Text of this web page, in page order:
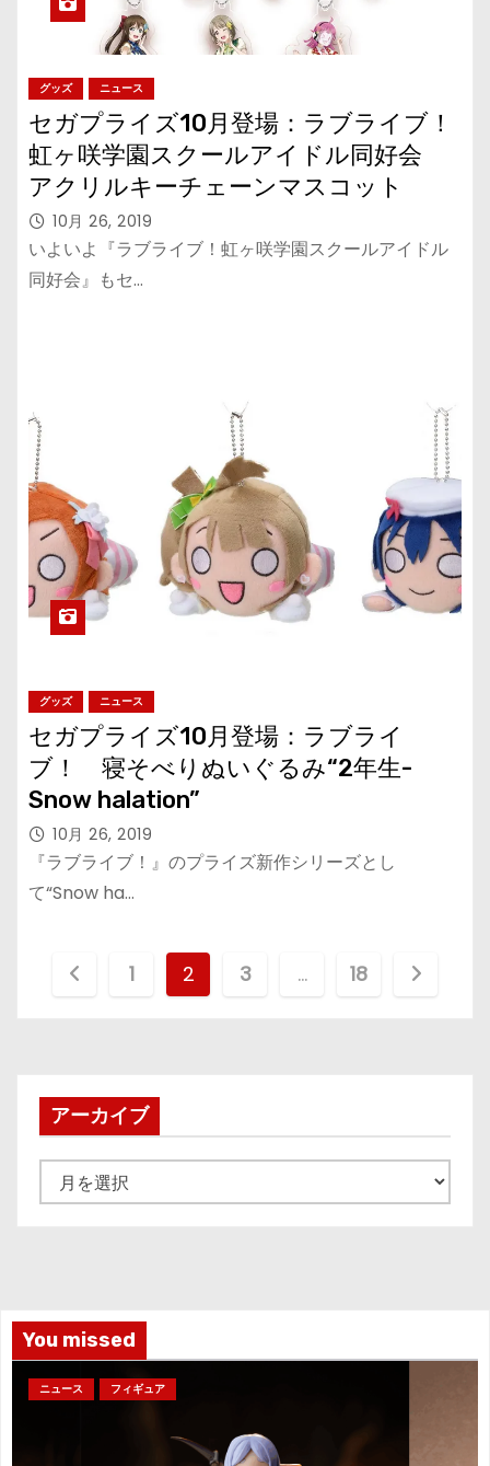
グッズ ニュース
セガプライズ10月登場：ラブライブ！
虹ヶ咲学園スクールアイドル同好会 ​
アクリルキーチェーンマスコット
10月 26, 2019
いよいよ『ラブライブ！虹ヶ咲学園スクールアイドル
同好会』もセ…
グッズ ニュース
セガプライズ10月登場：ラブライ
ブ！ ​寝そべりぬいぐるみ“2年生-
Snow halation”
10月 26, 2019
『ラブライブ！』のプライズ新作シリーズとし
て“Snow ha…
投
ペ
ー
ジ
1 2 3 … 18
アーカイブ
ー
You missed
ニュース フィギュア